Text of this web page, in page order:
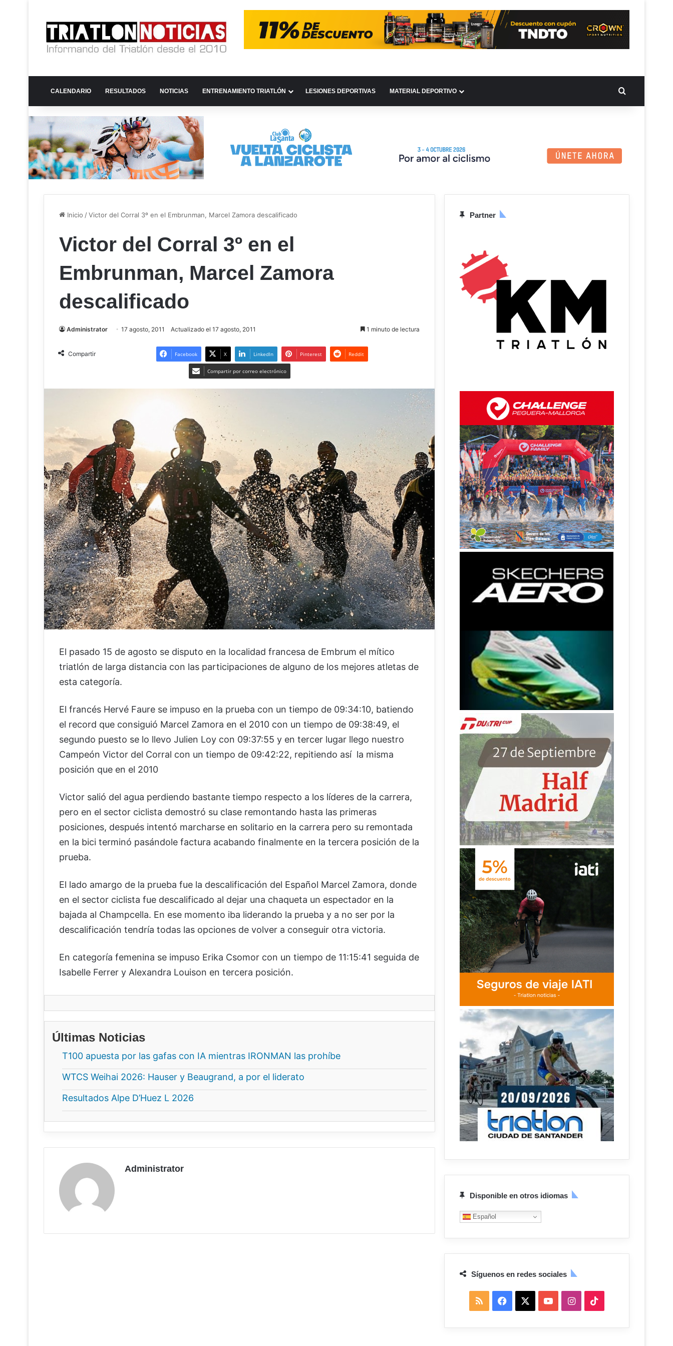
CALENDARIO RESULTADOS NOTICIAS ENTRENAMIENTO TRIATLÓN LESIONES DEPORTIVAS MATERIAL DEPORTIVO BUSCAR
Inicio /Victor del Corral 3º en el Embrunman, Marcel Zamora descalificado
Victor del Corral 3º en el
Embrunman, Marcel Zamora
descalificado
Administrator 17 agosto, 2011 Actualizado el 17 agosto, 2011 1 minuto de lectura
Compartir Facebook X LinkedIn Pinterest Reddit
Compartir por correo electrónico
El pasado 15 de agosto se disputo en la localidad francesa de Embrum el mítico
triatlón de larga distancia con las participaciones de alguno de los mejores atletas de
esta categoría.
El francés Hervé Faure se impuso en la prueba con un tiempo de 09:34:10, batiendo
el record que consiguió Marcel Zamora en el 2010 con un tiempo de 09:38:49, el
segundo puesto se lo llevo Julien Loy con 09:37:55 y en tercer lugar llego nuestro
Campeón Victor del Corral con un tiempo de 09:42:22, repitiendo así la misma
posición que en el 2010
Victor salió del agua perdiendo bastante tiempo respecto a los líderes de la carrera,
pero en el sector ciclista demostró su clase remontando hasta las primeras
posiciones, después intentó marcharse en solitario en la carrera pero su remontada
en la bici terminó pasándole factura acabando finalmente en la tercera posición de la
prueba.
El lado amargo de la prueba fue la descalificación del Español Marcel Zamora, donde
en el sector ciclista fue descalificado al dejar una chaqueta un espectador en la
bajada al Champcella. En ese momento iba liderando la prueba y a no ser por la
descalificación tendría todas las opciones de volver a conseguir otra victoria.
En categoría femenina se impuso Erika Csomor con un tiempo de 11:15:41 seguida de
Isabelle Ferrer y Alexandra Louison en tercera posición.
Últimas Noticias
T100 apuesta por las gafas con IA mientras IRONMAN las prohíbe
WTCS Weihai 2026: Hauser y Beaugrand, a por el liderato
Resultados Alpe D’Huez L 2026
Administrator
Partner
Disponible en otros idiomas
Español
Síguenos en redes sociales
I